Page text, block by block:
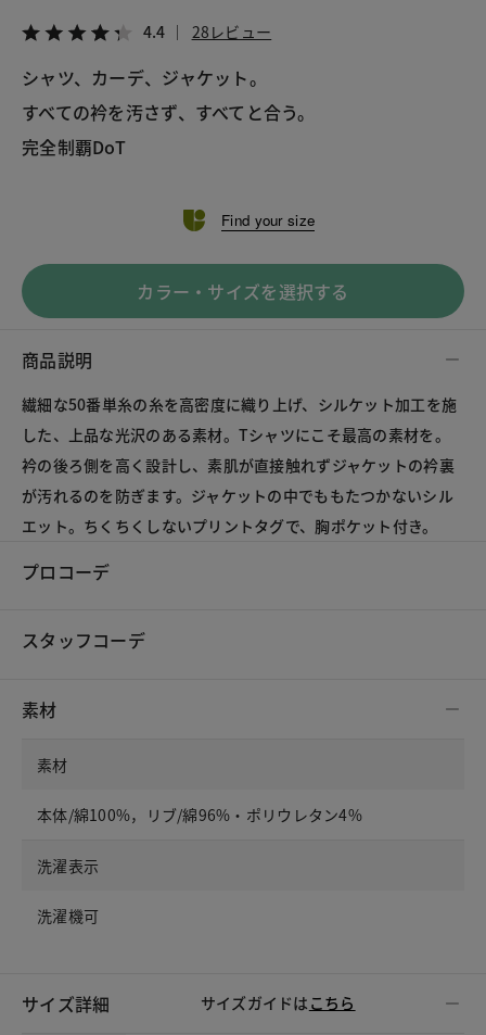
4.4 28レビュー
シャツ、カーデ、ジャケット。
すべての衿を汚さず、すべてと合う。
完全制覇DoT
Find your size
カラー・サイズを選択する
商品説明
繊細な50番単糸の糸を高密度に織り上げ、シルケット加工を施
した、上品な光沢のある素材。Tシャツにこそ最高の素材を。
衿の後ろ側を高く設計し、素肌が直接触れずジャケットの衿裏
が汚れるのを防ぎます。ジャケットの中でももたつかないシル
エット。ちくちくしないプリントタグで、胸ポケット付き。
プロコーデ
スタッフコーデ
素材
素材
本体/綿100%，リブ/綿96%・ポリウレタン4%
洗濯表示
洗濯機可
サイズ詳細 サイズガイドは こちら
LINE X